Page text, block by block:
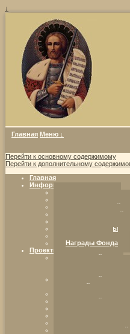
↓
Главная Меню ↓
Перейти к основному содержимому
Перейти к дополнительному
Главная
Информация о фонде
Попечительский
Исполнительный
Наши партнеры
Награды Фонда
Проекты Фонда
Ресурсный центр
партнерство в
Ресурсный центр
жизненной ситуации.
Семья —
Ресурсный центр
Организация
Организация